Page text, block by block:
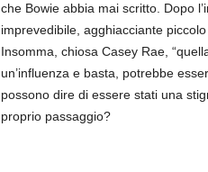
che Bowie abbia mai scritto. Dopo
imprevedibile, agghiacciante
Insomma, chiosa Casey Rae,
un’influenza e basta, potrebbe
possono dire di essere stati una
proprio passaggio?